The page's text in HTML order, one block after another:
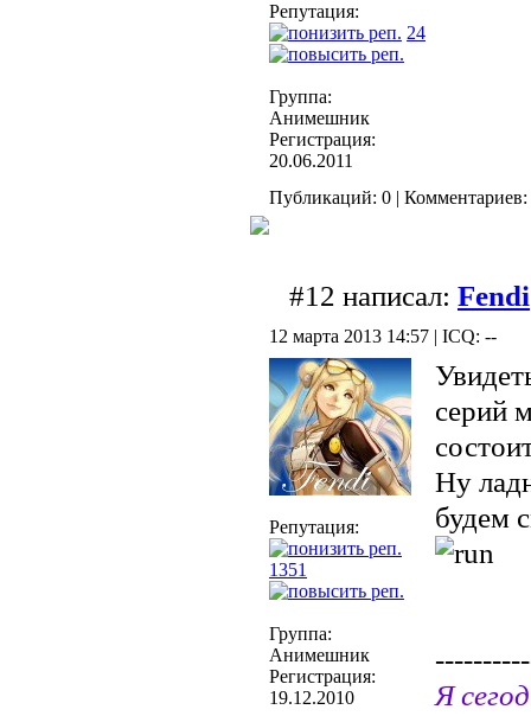
Репутация:
24
Группа:
Анимешник
Регистрация:
20.06.2011
Публикаций: 0 | Комментариев:
#12 написал: Fendi
12 марта 2013 14:57 | ICQ: --
Репутация:
1351
Группа:
Анимешник
Регистрация:
19.12.2010
серий
Ну
будем
Я